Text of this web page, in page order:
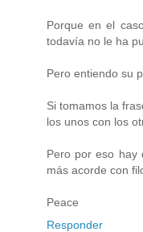
Porque en el
todavía no le ha
Pero entiendo su
Si tomamos la
los unos con los
Pero por eso hay
más acorde con
Peace
Responder